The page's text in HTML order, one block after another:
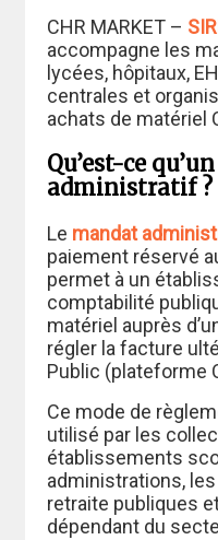
CHR MARKET –
accompagne les
lycées, hôpitaux,
centrales et
achats de matériel
Qu’est-ce
administratif ?
Le mandat
paiement réservé
permet à un
comptabilité
matériel auprès
régler la facture
Public (plateforme
Ce mode de
utilisé par les
établissements
administrations,
retraite publiques
dépendant du